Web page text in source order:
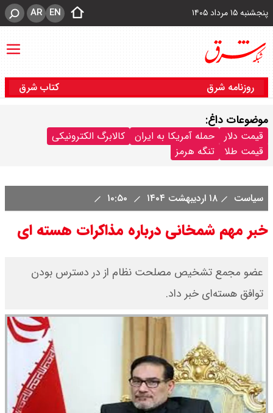
پنجشنبه ۱۵ مرداد ۱۴۰۵ EN
AR
روزنامه شرق کتاب شرق
موضوعات داغ:
قیمت دلار حمله آمریکا به ایران
کالابرگ الکترونیکی
قیمت طلا
تنگه هرمز
سیاست ۱۸ اردیبهشت ۱۴۰۴
خبر مهم شمخانی درباره مذاکرات هسته ای
عضو مجمع تشخیص مصلحت نظام از در دسترس بودن
توافق هسته‌ای خبر داد.